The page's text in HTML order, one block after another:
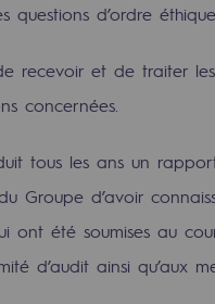
d’ordre
recevoir et de traiter
concernées.
tous les ans un
Groupe d’avoir
ont été soumises au
d’audit ainsi qu’aux